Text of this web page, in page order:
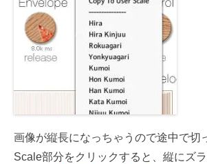
画像が縦長になっちゃうので途中で切
Scale部分をクリックすると、縦にズ